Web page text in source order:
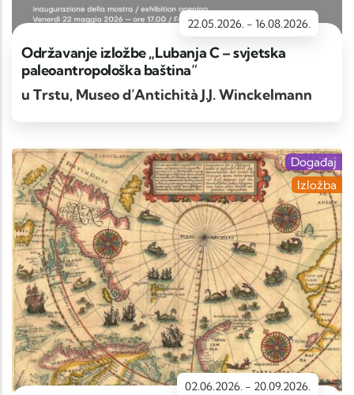
22.05.2026. - 16.08.2026.
Održavanje izložbe „Lubanja C – svjetska
paleoantropološka baština“
u Trstu, Museo d’Antichità J.J. Winckelmann
02.06.2026. - 20.09.2026.
Događaj
Izložba